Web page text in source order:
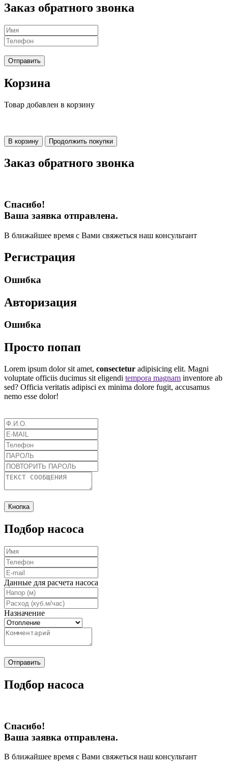
Заказ обратного звонка
Отправить
Корзина
Товар добавлен в корзину
В корзину Продолжить покупки
Заказ обратного звонка
Спасибо!
Ваша заявка отправлена.
В ближайшее время с Вами свяжеться наш консультант
Регистрация
Ошибка
Авторизация
Ошибка
Просто попап
Lorem ipsum dolor sit amet, consectetur adipisicing elit. Magni
voluptate officiis ducimus sit eligendi tempora magnam inventore ab
sed? Officia veritatis adipisci ex minima dolore fugit, accusamus
nemo esse dolor!
Кнопка
Подбор насоса
Данные для расчета насоса
Назначение
Отправить
Подбор насоса
Спасибо!
Ваша заявка отправлена.
В ближайшее время с Вами свяжеться наш консультант